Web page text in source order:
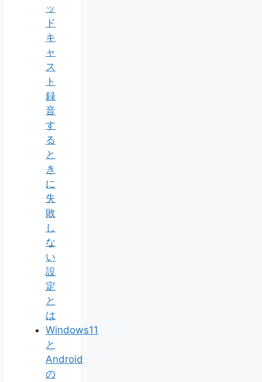
ッ
ド
キ
ャ
ス
ト
録
音
す
る
と
き
に
失
敗
し
な
い
設
定
と
は
Windows11
と
Android
の